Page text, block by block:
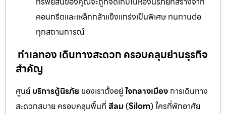
คอนกรีตและเหล็กกล้าแข็งแกร่งเป็นพิเศษ ทนทานต่อ
ทุกสถานการณ์
ทำเลทอง เดินทางสะดวก ครอบคลุมย่านธุรกิจ
สำคัญ
ศูนย์ บริการตู้นิรภัย ของเราตั้งอยู่ ใจกลางเมือง การเดินทาง
สะดวกสบาย ครอบคลุมพื้นที่ สีลม(Silom) ใครที่พักอาศัย